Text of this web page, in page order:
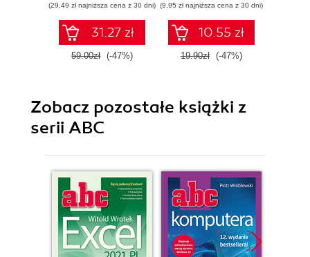
(29,49 zł najniższa cena z 30 dni)
31.27 zł
59.00zł (-47%)
(9,95 zł najniższa cena z 30 dni)
10.55 zł
19.90zł (-47%)
Zobacz pozostałe książki z
serii ABC